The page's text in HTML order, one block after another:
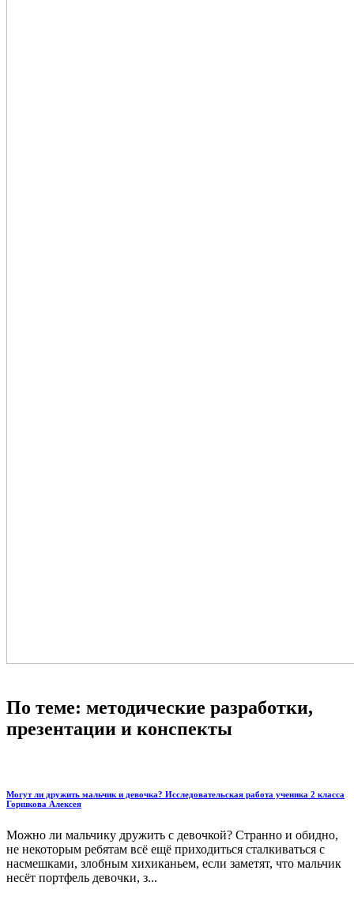
По теме: методические разработки,
презентации и конспекты
Могут ли дружить мальчик и девочка? Исследовательская работа ученика 2 класса
Горшкова Алексея
Можно ли мальчику дружить с девочкой? Странно и обидно,
не некоторым ребятам всё ещё приходиться сталкиваться с
насмешками, злобным хихиканьем, если заметят, что мальчик
несёт портфель девочки, з...